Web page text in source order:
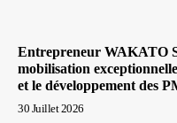
Entrepreneur WAKATO
mobilisation
et le développement des
30 Juillet 2026